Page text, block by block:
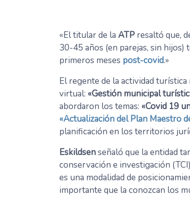
«El titular de la ATP resaltó que,
30-45 años (en parejas, sin hijos)
primeros meses post-covid.»
El regente de la actividad
virtual: «Gestión municipal
abordaron los temas: «Covid 19
«Actualización del Plan Maestro
planificación en los territorios
Eskildsenseñaló que la entidad
conservación e investigación
es una modalidad de
importante que la conozcan los